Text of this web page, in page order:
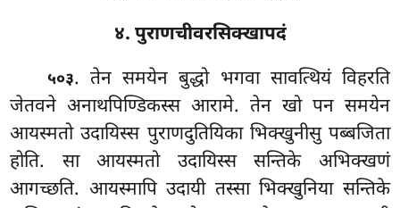
४. पुराणचीवरसिक्खापदं
५०३. तेनसमयेन बुद्धो भगवा सावत्थियं विहरति
जेतवने अनाथपिण्डिकस्स आरामे. तेन खो पन समयेन
आयस्मतो उदायिस्स पुराणदुतियिका भिक्खुनीसु पब्बजिता
होति. सा आयस्मतो उदायिस्स सन्तिके अभिक्खणं
आगच्छति. आयस्मापि उदायी तस्सा भिक्खुनिया सन्तिके